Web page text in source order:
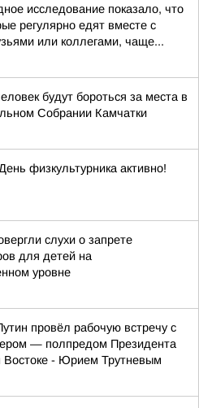
исследование показало, что
регулярно едят вместе с
или коллегами, чаще...
будут бороться за места в
Собрании Камчатки
физкультурника активно!
слухи о запрете
для детей на
уровне
провёл рабочую встречу с
— полпредом Президента
Востоке - Юрием Трутневым